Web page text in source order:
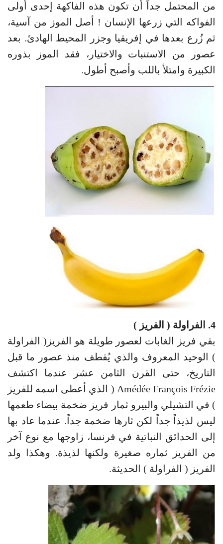
من المحتمل جداً أن تكون هذه الفاكهة إحدى أولى
الفواكه التي زرعها الإنسان ! أصل الموز من آسية،
ثم زُرع بعدها في إفريقيا وجزر المحيط الهادئ. بعد
عصور من الاستنبات والاختيار، فقد الموز بذوره
الكبيرة وامتلأ باللب وأصبح أطول.
4. الفراولة ( الفريز )
بقي فريز الغابات لعصور طويلة هو الفريز( الفراولة
) الوحيد المعروف والذي يُقطف منذ عصور ما قبل
التاريخ، حتى القرن الثامن عشر عندما اكتشف
Amédée François Frézie ( الذي أعطى اسمه للفريز
) في التشيلي والبيرو ثمار فريز ضخمة بيضاء طعمها
ليس لذيذاً جداً لكن ثارها ضخمة جداً. عندما عاد بها
إلى الحدائق النباتية في فرنسا، زاوجها مع نوع آخر
من الفريز ثماره صغيرة ولكنها لذيذة. وهكذا ولد
الفريز ( الفراولة ) الحديثة.